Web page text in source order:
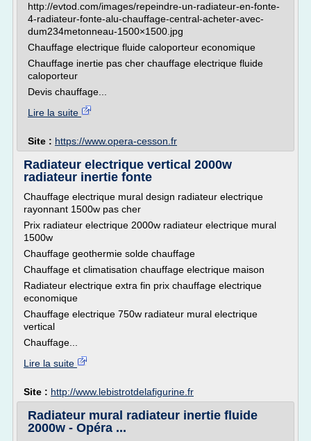
http://evtod.com/images/repeindre-un-radiateur-en-fonte-
4-radiateur-fonte-alu-chauffage-central-acheter-avec-
dum234metonneau-1500×1500.jpg
Chauffage electrique fluide caloporteur economique
Chauffage inertie pas cher chauffage electrique fluide
caloporteur
Devis chauffage...
Lire la suite
Site : https://www.opera-cesson.fr
Radiateur electrique vertical 2000w
radiateur inertie fonte
Chauffage electrique mural design radiateur electrique
rayonnant 1500w pas cher
Prix radiateur electrique 2000w radiateur electrique mural
1500w
Chauffage geothermie solde chauffage
Chauffage et climatisation chauffage electrique maison
Radiateur electrique extra fin prix chauffage electrique
economique
Chauffage electrique 750w radiateur mural electrique
vertical
Chauffage...
Lire la suite
Site : http://www.lebistrotdelafigurine.fr
Radiateur mural radiateur inertie fluide
2000w - Opéra ...